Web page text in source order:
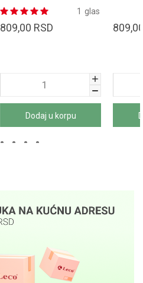
glas
1
809,00 RSD
Dodaj u korpu